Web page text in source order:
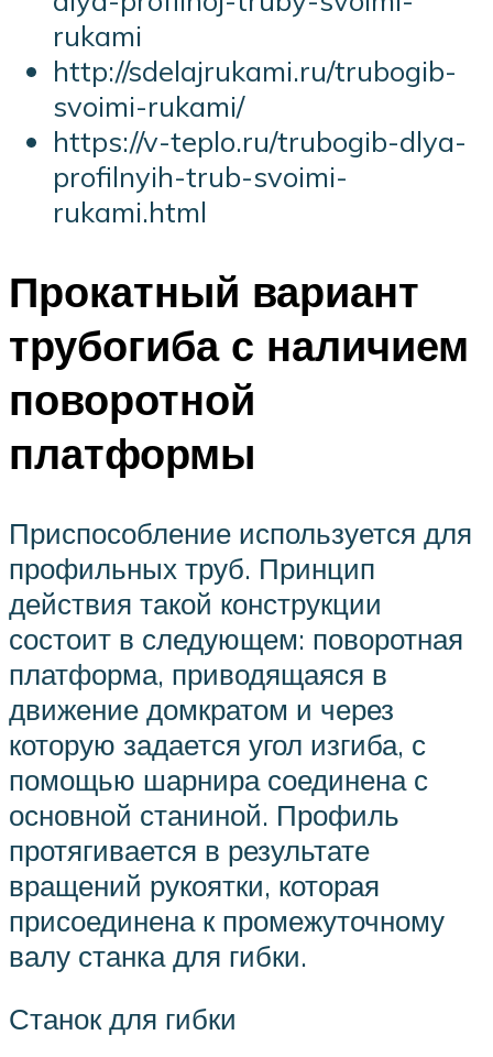
rukami
http://sdelajrukami.ru/trubogib-
svoimi-rukami/
https://v-teplo.ru/trubogib-dlya-
profilnyih-trub-svoimi-
rukami.html
Прокатный вариант
трубогиба с наличием
поворотной
платформы
Приспособление используется для
профильных труб. Принцип
действия такой конструкции
состоит в следующем: поворотная
платформа, приводящаяся в
движение домкратом и через
которую задается угол изгиба, с
помощью шарнира соединена с
основной станиной. Профиль
протягивается в результате
вращений рукоятки, которая
присоединена к промежуточному
валу станка для гибки.
Станок для гибки